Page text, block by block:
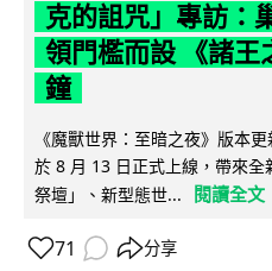
克的詛咒」專訪：
領門檻而設 《諸王
鐘
《魔獸世界：至暗之夜》版本
於 8 月 13 日正式上線，帶來
祭壇」、新型態世...
閱讀全文
71 分享